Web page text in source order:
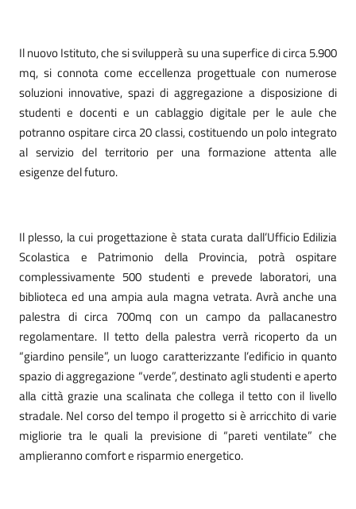
Il nuovo Istituto, che si svilupperà su una superfice di circa 5.900
mq, si connota come eccellenza progettuale con numerose
soluzioni innovative, spazi di aggregazione a disposizione di
studenti e docenti e un cablaggio digitale per le aule che
potranno ospitare circa 20 classi, costituendo un polo integrato
al servizio del territorio per una formazione attenta alle
esigenze del futuro.
Il plesso, la cui progettazione è stata curata dall’Ufficio Edilizia
Scolastica e Patrimonio della Provincia, potrà ospitare
complessivamente 500 studenti e prevede laboratori, una
biblioteca ed una ampia aula magna vetrata. Avrà anche una
palestra di circa 700mq con un campo da pallacanestro
regolamentare. Il tetto della palestra verrà ricoperto da un
“giardino pensile”, un luogo caratterizzante l’edificio in quanto
spazio di aggregazione “verde”, destinato agli studenti e aperto
alla città grazie una scalinata che collega il tetto con il livello
stradale. Nel corso del tempo il progetto si è arricchito di varie
migliorie tra le quali la previsione di “pareti ventilate” che
amplieranno comfort e risparmio energetico.